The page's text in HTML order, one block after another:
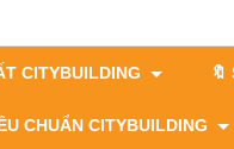
CITYBUILDING 🔖
CHUẨN CITYBUILDING